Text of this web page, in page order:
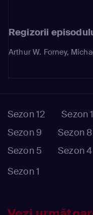
Regizorii
Arthur W. Forney,
Sezon 12 Sezon
Sezon 9
Sezon 8
Sezon 5
Sezon 4
Sezon 1